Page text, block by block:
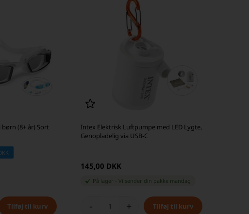
(8+ år) Sort
Intex Elektrisk Luftpumpe med LED Lygte,
Genopladelig via USB-C
145,00 DKK
På lager -Vi sender din pakke mandag
- +